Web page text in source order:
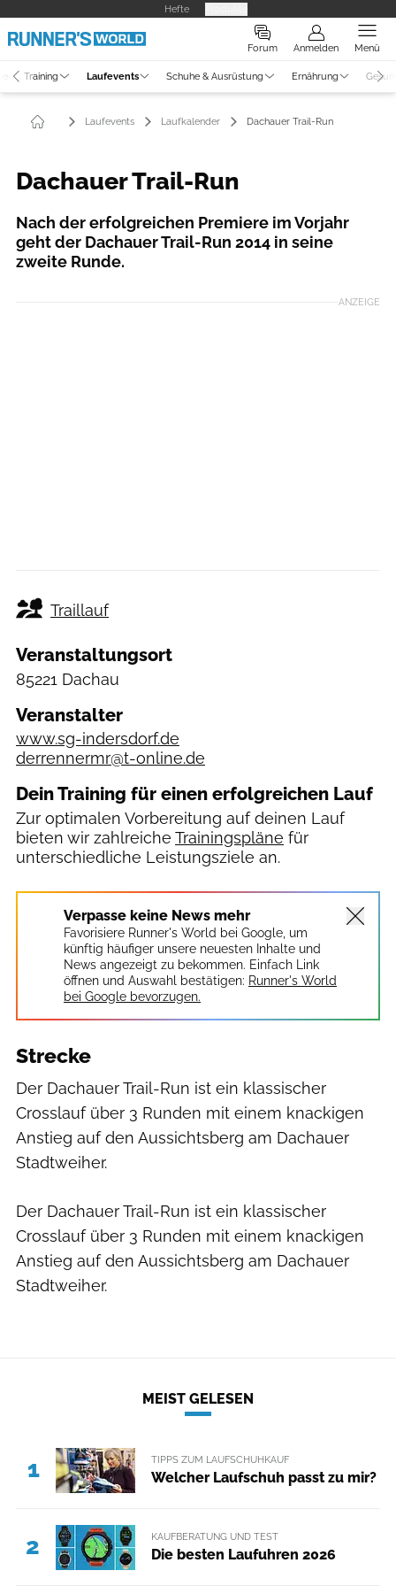
Hefte
Forum Anmelden Menü
Training Laufevents Schuhe & Ausrüstung Ernährung
Laufevents Laufkalender Dachauer Trail-Run
Dachauer Trail-Run
Nach der erfolgreichen Premiere im Vorjahr
geht der Dachauer Trail-Run 2014 in seine
zweite Runde.
ANZEIGE
Traillauf
Veranstaltungsort
85221 Dachau
Veranstalter
www.sg-indersdorf.de
derrennermr@t-online.de
Dein Training für einen erfolgreichen Lauf
Zur optimalen Vorbereitung auf deinen Lauf
bieten wir zahlreiche Trainingspläne für
unterschiedliche Leistungsziele an.
Verpasse keine News mehr
Favorisiere Runner's World bei Google, um
künftig häufiger unsere neuesten Inhalte und
News angezeigt zu bekommen. Einfach Link
öffnen und Auswahl bestätigen: Runner's World
bei Google bevorzugen.
Strecke
Der Dachauer Trail-Run ist ein klassischer
Crosslauf über 3 Runden mit einem knackigen
Anstieg auf den Aussichtsberg am Dachauer
Stadtweiher.
Der Dachauer Trail-Run ist ein klassischer
Crosslauf über 3 Runden mit einem knackigen
Anstieg auf den Aussichtsberg am Dachauer
Stadtweiher.
MEIST GELESEN
1 TIPPS ZUM LAUFSCHUHKAUF
Welcher Laufschuh passt zu mir?
2 KAUFBERATUNG UND TEST
Die besten Laufuhren 2026